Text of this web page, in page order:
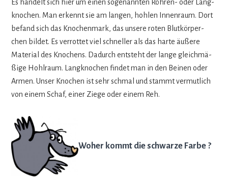
Es han­delt sich hier um einen soge­nann­ten Röh­ren- oder Lang­
kno­chen. Man erkennt sie am lan­gen, hoh­len Innen­raum. Dort
befand sich das Kno­chen­mark, das unsere roten Blut­kör­per­
chen bil­det. Es ver­rot­tet viel schnel­ler als das harte äußere
Mate­rial des Kno­chens. Dadurch ent­steht der lange gleich­mä­
ßige Hohl­raum. Lang­kno­chen fin­det man in den Bei­nen oder
Armen. Unser Kno­chen ist sehr schmal und stammt ver­mut­lich
von einem Schaf, einer Ziege oder einem Reh.
Woher kommt die schwarze Farbe ?